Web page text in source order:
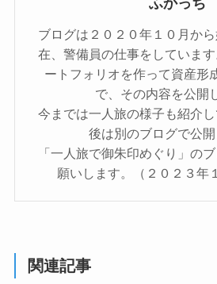
ブログは２０２０年１０月か
在、警備員の仕事をしていま
ートフォリオを作って資産形
で、その内容を公開
今までは一人旅の様子も紹介
後は別のブログで公開
「一人旅で御朱印めぐり」の
願いします。（２０２３年
関連記事